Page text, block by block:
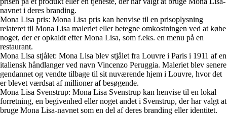
navnet i deres branding.
Mona Lisa pris: Mona Lisa pris kan henvise til en prisoplysning
relateret til Mona Lisa maleriet eller betegne omkostningen ved at købe
noget, der er opkaldt efter Mona Lisa, som f.eks. en menu på en
restaurant.
Mona Lisa stjålet: Mona Lisa blev stjålet fra Louvre i Paris i 1911 af en
italiensk håndlanger ved navn Vincenzo Peruggia. Maleriet blev senere
gendannet og vendte tilbage til sit nuværende hjem i Louvre, hvor det
er blevet værdsat af millioner af besøgende.
Mona Lisa Svenstrup: Mona Lisa Svenstrup kan henvise til en lokal
forretning, en begivenhed eller noget andet i Svenstrup, der har valgt at
bruge Mona Lisa-navnet som en del af deres branding eller identitet.